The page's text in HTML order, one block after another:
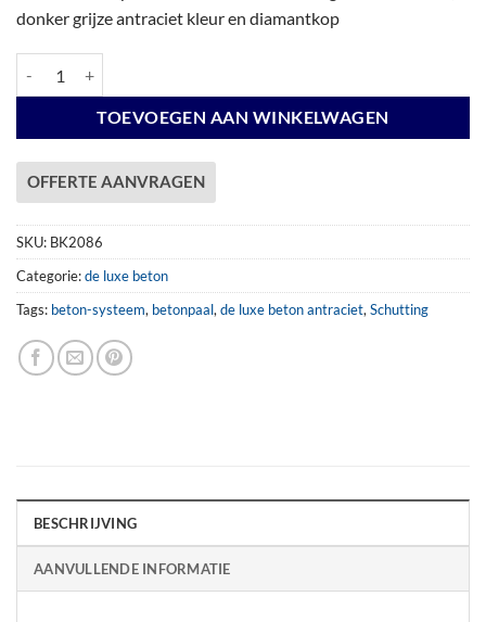
donker grijze antraciet kleur en diamantkop
TOEVOEGEN AAN WINKELWAGEN
OFFERTE AANVRAGEN
SKU: BK2086
Categorie:de luxe beton
Tags: beton-systeem, betonpaal, de luxe beton antraciet, Schutting
BESCHRIJVING
AANVULLENDE INFORMATIE